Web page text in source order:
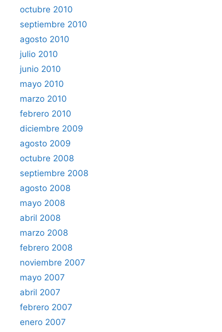
octubre 2010
septiembre 2010
agosto 2010
julio 2010
junio 2010
mayo 2010
marzo 2010
febrero 2010
diciembre 2009
agosto 2009
octubre 2008
septiembre 2008
agosto 2008
mayo 2008
abril 2008
marzo 2008
febrero 2008
noviembre 2007
mayo 2007
abril 2007
febrero 2007
enero 2007